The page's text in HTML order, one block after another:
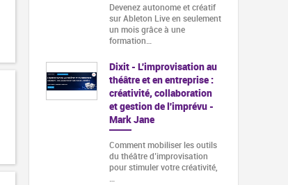
Devenez autonome et créatif
sur Ableton Live en seulement
un mois grâce à une
formation…
Dixit - L'improvisation au
théâtre et en entreprise :
créativité, collaboration
et gestion de l'imprévu -
Mark Jane
Comment mobiliser les outils
du théâtre d’improvisation
pour stimuler votre créativité,
…